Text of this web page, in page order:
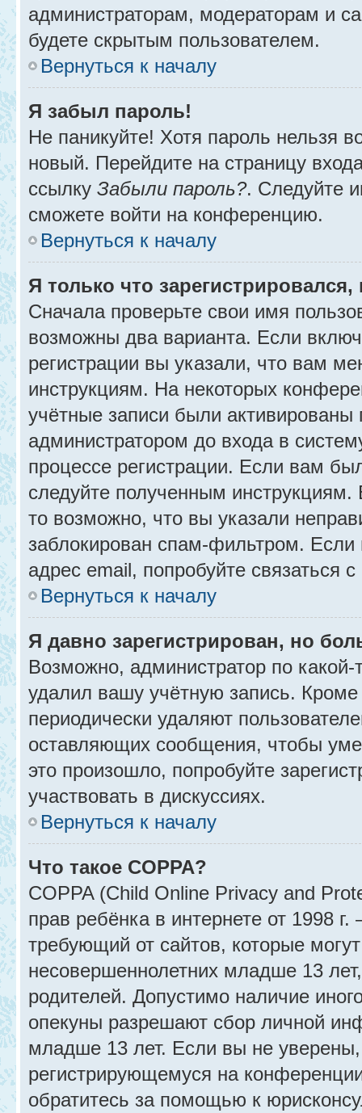
администраторам, модераторам и
будете скрытым пользователем.
Вернуться к началу
Я забыл пароль!
Не паникуйте! Хотя пароль нельзя
новый. Перейдите на страницу
ссылку Забыли пароль?. Следуйте
сможете войти на конференцию.
Вернуться к началу
Я только что
Сначала проверьте свои имя
возможны два варианта. Если
регистрации вы указали, что вам
инструкциям. На некоторых
учётные записи были активированы
администратором до входа в
процессе регистрации. Если вам
следуйте полученным
то возможно, что вы указали
заблокирован спам-фильтром.
адрес email, попробуйте связаться
Вернуться к началу
Я давно зарегистрирован, но
Возможно, администратор по
удалил вашу учётную запись.
периодически удаляют
оставляющих сообщения, чтобы
это произошло, попробуйте
участвовать в дискуссиях.
Вернуться к началу
Что такое COPPA?
COPPA (Child Online Privacy and
прав ребёнка в интернете от 1998
требующий от сайтов, которые
несовершеннолетних младше 13
родителей. Допустимо наличие
опекуны разрешают сбор личной
младше 13 лет. Если вы не
регистрирующемуся на
обратитесь за помощью к